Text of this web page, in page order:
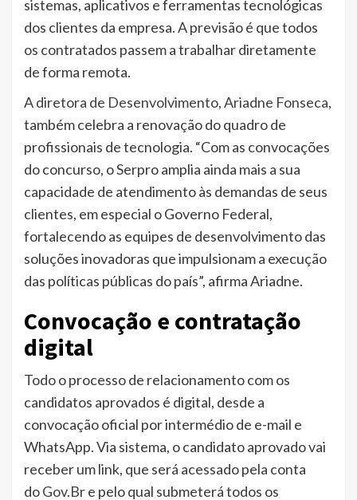
sistemas, aplicativos e ferramentas tecnológicas
dos clientes da empresa. A previsão é que todos
os contratados passem a trabalhar diretamente
de forma remota.
Adiretora de Desenvolvimento, Ariadne Fonseca,
também celebra a renovação do quadro de
profissionais de tecnologia. “Com as convocações
do concurso, o Serpro amplia ainda mais a sua
capacidade de atendimento às demandas de seus
clientes, em especial o Governo Federal,
fortalecendo as equipes de desenvolvimento das
soluções inovadoras que impulsionam a execução
das políticas públicas do país”, afirma Ariadne.
Convocação e contratação
digital
Todo o processo de relacionamento com os
candidatos aprovados é digital, desde a
convocação oficial por intermédio de e-mail e
WhatsApp. Via sistema, o candidato aprovado vai
receber um link, que será acessado pela conta
doGov.Bre pelo qual submeterá todos os